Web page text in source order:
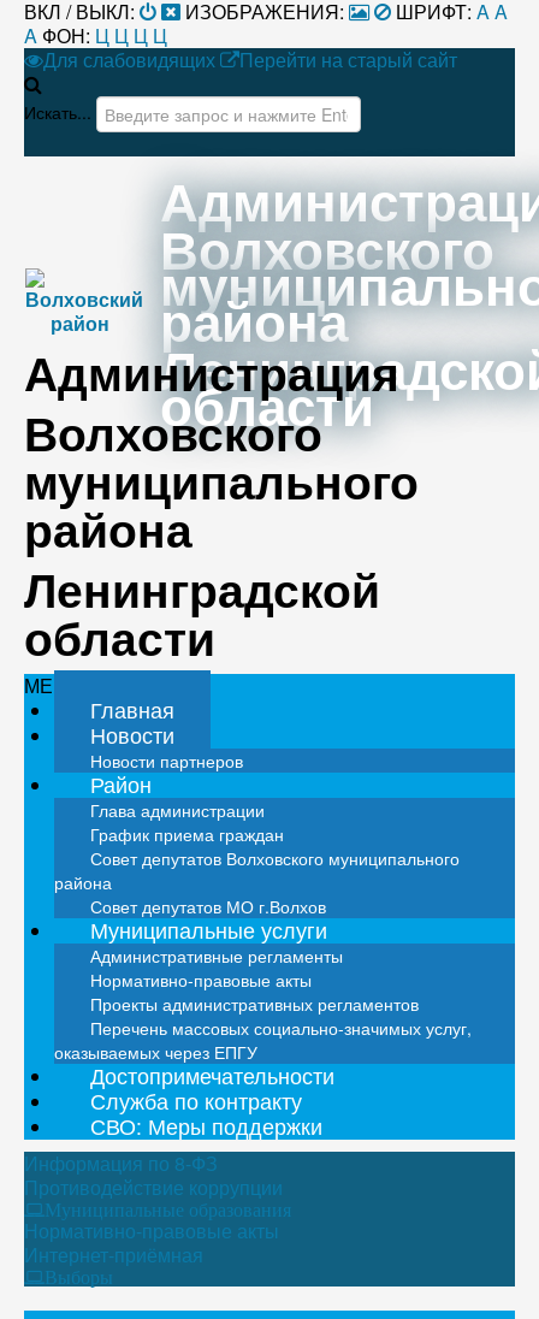
ВКЛ / ВЫКЛ: ИЗОБРАЖЕНИЯ: ШРИФТ: AA
A ФОН: Ц Ц Ц Ц
Для слабовидящих
Перейти на старый сайт
Искать...
Волховского
района
области
Администрация
Волховского
муниципального
района
Ленинградской
области
МЕНЮ
Главная
Новости
Новости партнеров
Район
Глава администрации
График приема граждан
Совет депутатов Волховского муниципального
района
Совет депутатов МО г.Волхов
Муниципальные услуги
Административные регламенты
Нормативно-правовые акты
Проекты административных регламентов
Перечень массовых социально-значимых услуг,
оказываемых через ЕПГУ
Достопримечательности
Служба по контракту
СВО: Меры поддержки
Информация по 8-ФЗ
Противодействие коррупции
Муниципальные образования
Нормативно-правовые акты
Интернет-приёмная
Выборы